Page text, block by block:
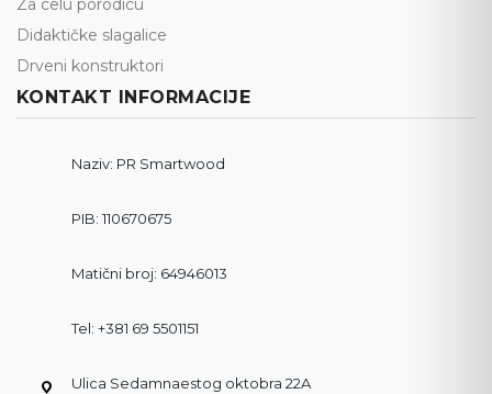
Za celu porodicu
Didaktičke slagalice
Drveni konstruktori
KONTAKT INFORMACIJE
Naziv: PR Smartwood
PIB: 110670675
Matični broj: 64946013
Tel: +381 69 5501151
Ulica Sedamnaestog oktobra 22A